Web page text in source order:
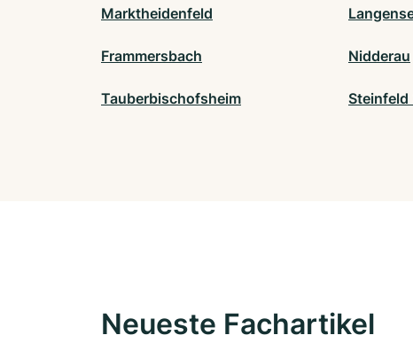
Marktheidenfeld
Frammersbach Nidderau
Tauberbischofsheim Steinfeld
Neueste Fachartikel